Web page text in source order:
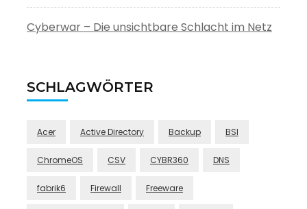
Cyberwar – Die unsichtbare Schlacht im Netz
SCHLAGWÖRTER
Acer Active Directory Backup BSI
ChromeOS CSV CYBR360 DNS
fabrik6 Firewall Freeware